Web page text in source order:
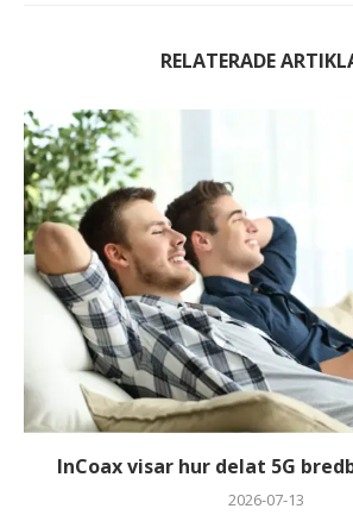
RELATERADE
InCoax visar hur delat 5G
2026-07-13